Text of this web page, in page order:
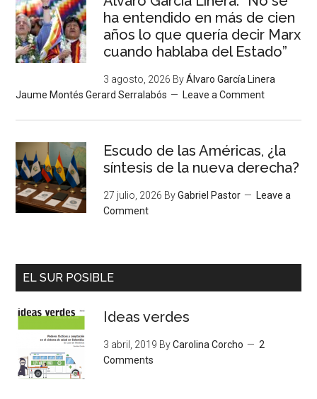
ha entendido en más de cien
años lo que quería decir Marx
cuando hablaba del Estado”
3 agosto, 2026 ByÁlvaro García Linera
Jaume Montés Gerard Serralabós
Leave a Comment
Escudo de las Américas, ¿la
síntesis de la nueva derecha?
27 julio, 2026 ByGabriel Pastor
Leave a
Comment
EL SUR POSIBLE
Ideas verdes
3 abril, 2019 ByCarolina Corcho
2
Comments